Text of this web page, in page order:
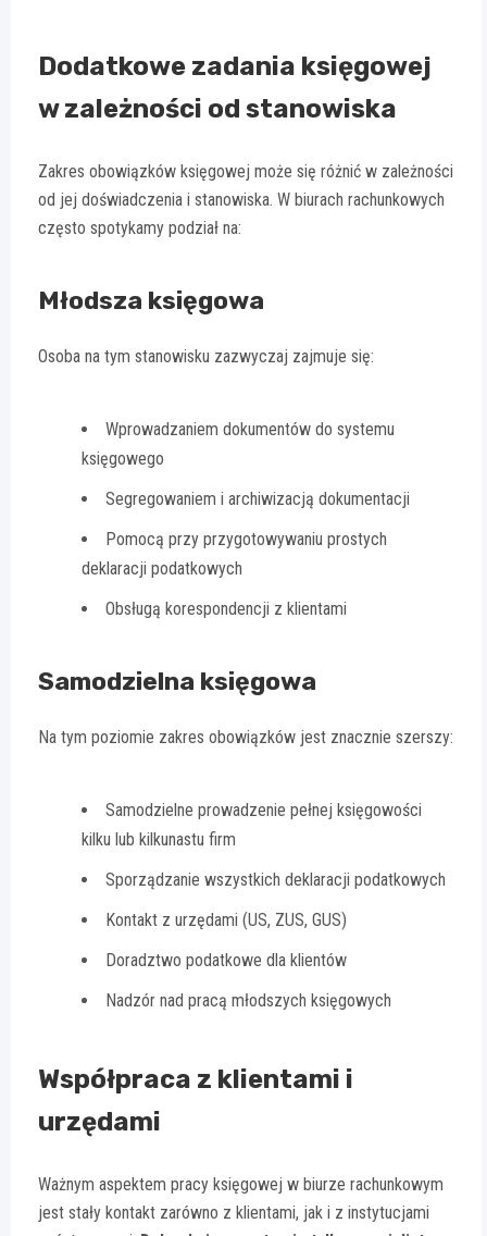
Dodatkowe zadania księgowej
w zależności od stanowiska
Zakres obowiązków księgowej może się różnić w zależności
od jej doświadczenia i stanowiska. W biurach rachunkowych
często spotykamy podział na:
Młodsza księgowa
Osoba na tym stanowisku zazwyczaj zajmuje się:
Wprowadzaniem dokumentów do systemu
księgowego
Segregowaniem i archiwizacją dokumentacji
Pomocą przy przygotowywaniu prostych
deklaracji podatkowych
Obsługą korespondencji z klientami
Samodzielna księgowa
Na tym poziomie zakres obowiązków jest znacznie szerszy:
Samodzielne prowadzenie pełnej księgowości
kilku lub kilkunastu firm
Sporządzanie wszystkich deklaracji podatkowych
Kontakt z urzędami (US, ZUS, GUS)
Doradztwo podatkowe dla klientów
Nadzór nad pracą młodszych księgowych
Współpraca z klientami i
urzędami
Ważnym aspektem pracy księgowej w biurze rachunkowym
jest stały kontakt zarówno z klientami, jak i z instytucjami